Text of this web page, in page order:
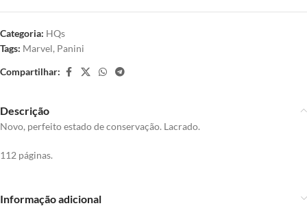
Categoria: HQs
Tags: Marvel, Panini
Compartilhar:
Descrição
Novo, perfeito estado de conservação. Lacrado.
112 páginas.
Informação adicional